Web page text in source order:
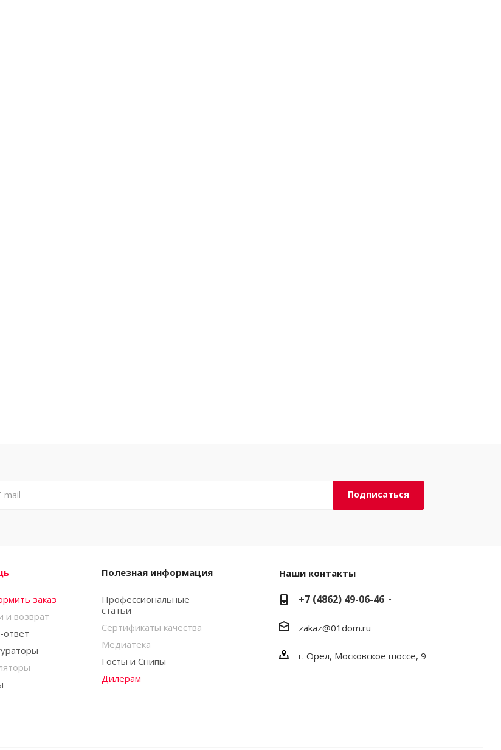
заказ
и возврат
ответ
Полезная информация
Профессиональные
статьи
Сертификаты качества
Медиатека
Госты и Снипы
Дилерам
Наши контакты
+7 (4862) 49-06-46
zakaz@01dom.ru
г. Орел, Московское шоссе, 9